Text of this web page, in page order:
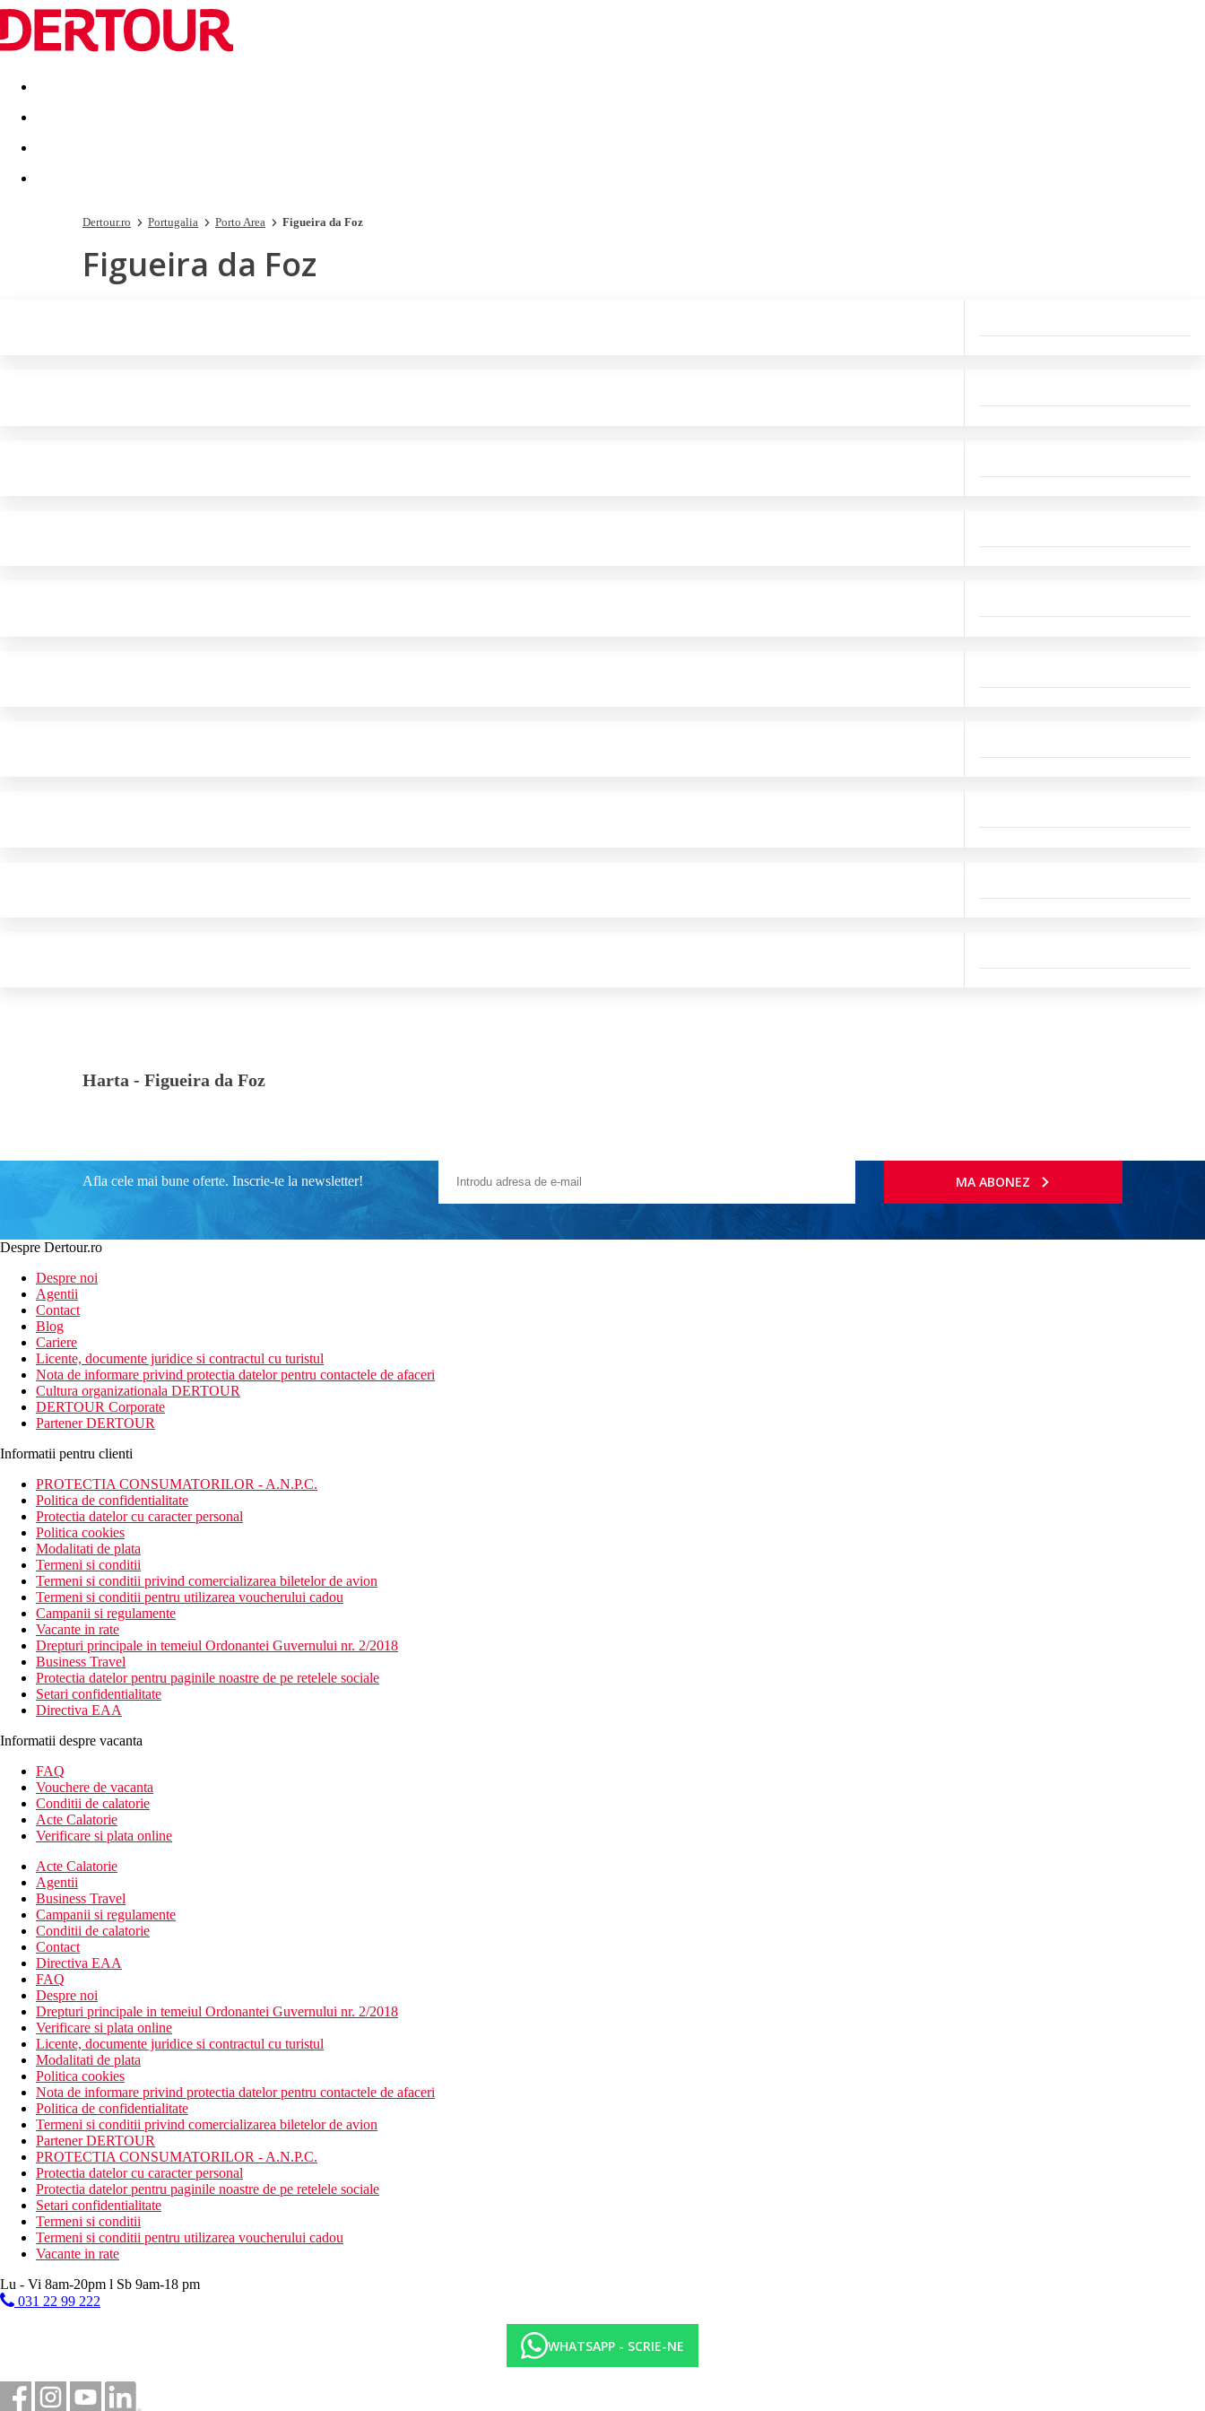
Destinatii Vacanta perfecta OFERTE DE NERATAT
Dertour.ro Portugalia Porto Area Figueira da Foz
Figueira da Foz
Harta - Figueira da Foz
Afla cele mai bune oferte. Inscrie-te la newsletter! MA ABONEZ
Despre Dertour.ro
Despre noi
Agentii
Contact
Blog
Cariere
Licente, documente juridice si contractul cu turistul
Nota de informare privind protectia datelor pentru contactele de afaceri
Cultura organizationala DERTOUR
DERTOUR Corporate
Partener DERTOUR
Informatii pentru clienti
PROTECTIA CONSUMATORILOR - A.N.P.C.
Politica de confidentialitate
Protectia datelor cu caracter personal
Politica cookies
Modalitati de plata
Termeni si conditii
Termeni si conditii privind comercializarea biletelor de avion
Termeni si conditii pentru utilizarea voucherului cadou
Campanii si regulamente
Vacante in rate
Drepturi principale in temeiul Ordonantei Guvernului nr. 2/2018
Business Travel
Protectia datelor pentru paginile noastre de pe retelele sociale
Setari confidentialitate
Directiva EAA
Informatii despre vacanta
FAQ
Vouchere de vacanta
Conditii de calatorie
Acte Calatorie
Verificare si plata online
Acte Calatorie
Agentii
Business Travel
Campanii si regulamente
Conditii de calatorie
Contact
Directiva EAA
FAQ
Despre noi
Drepturi principale in temeiul Ordonantei Guvernului nr. 2/2018
Verificare si plata online
Licente, documente juridice si contractul cu turistul
Modalitati de plata
Politica cookies
Nota de informare privind protectia datelor pentru contactele de afaceri
Politica de confidentialitate
Termeni si conditii privind comercializarea biletelor de avion
Partener DERTOUR
PROTECTIA CONSUMATORILOR - A.N.P.C.
Protectia datelor cu caracter personal
Protectia datelor pentru paginile noastre de pe retelele sociale
Setari confidentialitate
Termeni si conditii
Termeni si conditii pentru utilizarea voucherului cadou
Vacante in rate
Lu - Vi 8am-20pm l Sb 9am-18 pm
031 22 99 222
WHATSAPP - SCRIE-NE